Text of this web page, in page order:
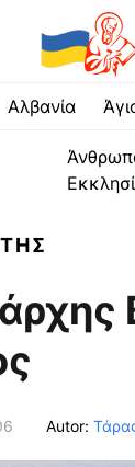
Αλβανία
Autor: